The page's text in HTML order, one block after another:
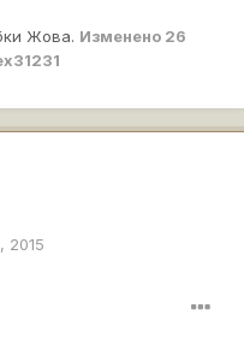
Жова. Изменено 26
2015